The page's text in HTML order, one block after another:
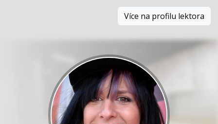
Více na profilu lektora